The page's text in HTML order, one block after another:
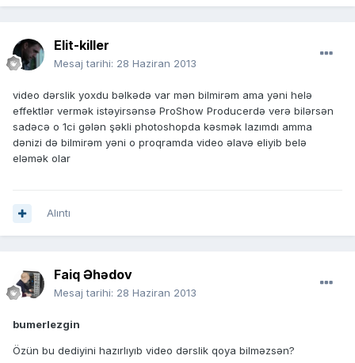
Elit-killer
Mesaj tarihi: 28 Haziran 2013
video dərslik yoxdu bəlkədə var mən bilmirəm ama yəni helə
effektlər vermək istəyirsənsə ProShow Producerdə verə bilərsən
sadəcə o 1ci gələn şəkli photoshopda kəsmək lazımdı amma
dənizi də bilmirəm yəni o proqramda video əlavə eliyib belə
eləmək olar
Alıntı
Faiq Əhədov
Mesaj tarihi: 28 Haziran 2013
bumerlezgin
Özün bu dediyini hazırlıyıb video dərslik qoya bilməzsən?